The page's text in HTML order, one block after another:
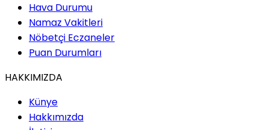
Hava Durumu
Namaz Vakitleri
Nöbetçi Eczaneler
Puan Durumları
HAKKIMIZDA
Künye
Hakkımızda